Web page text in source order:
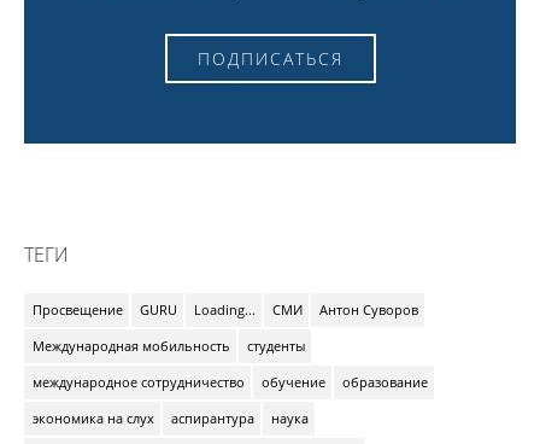
ПОДПИСАТЬСЯ
ТЕГИ
Просвещение GURU Loading... СМИ
Антон Суворов
Международная мобильность
студенты
международное сотрудничество
обучение
образование
экономика на слух
аспирантура
наука